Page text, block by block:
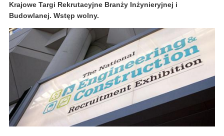
Krajowe Targi Rekrutacyjne Branży Inżynieryjnej i
Budowlanej. Wstęp wolny.